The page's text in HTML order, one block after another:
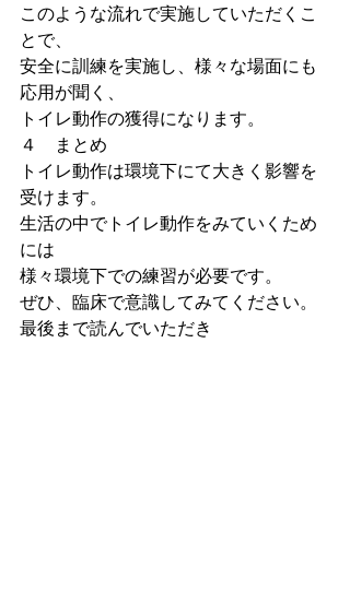
このような流れで実施していただくこ
とで、
安全に訓練を実施し、様々な場面にも
応用が聞く、
トイレ動作の獲得になります。
４　まとめ
トイレ動作は環境下にて大きく影響を
受けます。
生活の中でトイレ動作をみていくため
には
様々環境下での練習が必要です。
ぜひ、臨床で意識してみてください。
最後まで読んでいただき